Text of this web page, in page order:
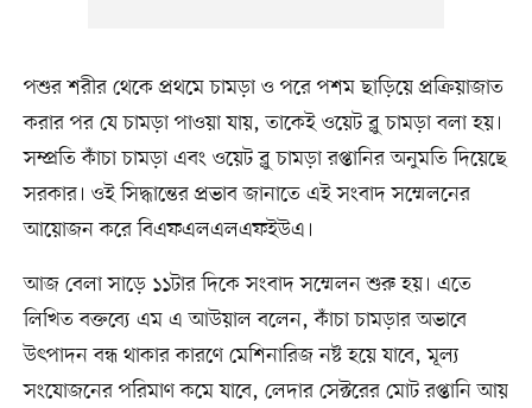
পশুর শরীর থেকে প্রথমে চামড়া ও পরে পশম ছাড়িয়ে প্রক্রিয়াজাত
করার পর যে চামড়া পাওয়া যায়, তাকেই ওয়েট ব্লু চামড়া বলা হয়।
সম্প্রতি কাঁচা চামড়া এবং ওয়েট ব্লু চামড়া রপ্তানির অনুমতি দিয়েছে
সরকার। ওই সিদ্ধান্তের প্রভাব জানাতে এই সংবাদ সম্মেলনের
আয়োজন করে বিএফএলএলএফইউএ।
আজ বেলা সাড়ে ১১টার দিকে সংবাদ সম্মেলন শুরু হয়। এতে
লিখিত বক্তব্যে এম এ আউয়াল বলেন, কাঁচা চামড়ার অভাবে
উৎপাদন বন্ধ থাকার কারণে মেশিনারিজ নষ্ট হয়ে যাবে, মূল্য
সংযোজনের পরিমাণ কমে যাবে, লেদার সেক্টরের মোট রপ্তানি আয়